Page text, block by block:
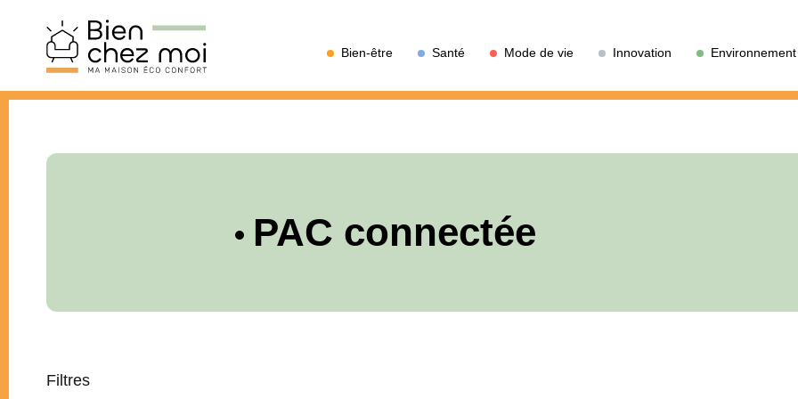
Bien-être Santé Mode de vie Innovation Environnement
PAC connectée
Filtres